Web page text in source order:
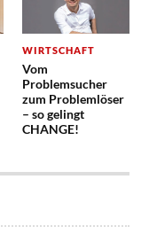
WIRTSCHAFT
Vom
Problemsucher
zum Problemlöser
– so gelingt
CHANGE!